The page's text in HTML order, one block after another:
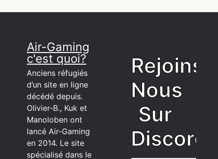
Air-Gaming
c'est quoi?
Anciens réfugiés
d’un site en ligne
décédé depuis.
Olivier-B., Kuk et
Manoloben ont
lancé Air-Gaming
en 2014. Le site
spécialisé dans le
Rejoins
Nous
Sur
Discord